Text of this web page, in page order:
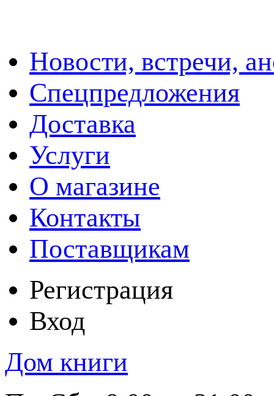
Новости, встречи,
Спецпредложения
Доставка
Услуги
О магазине
Контакты
Поставщикам
Регистрация
Вход
Дом книги